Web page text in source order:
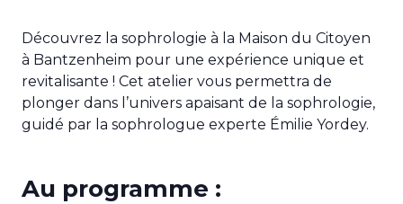
Découvrez la sophrologie à la Maison du Citoyen
à Bantzenheim pour une expérience unique et
revitalisante ! Cet atelier vous permettra de
plonger dans l’univers apaisant de la sophrologie,
guidé par la sophrologue experte Émilie Yordey.
Au programme :